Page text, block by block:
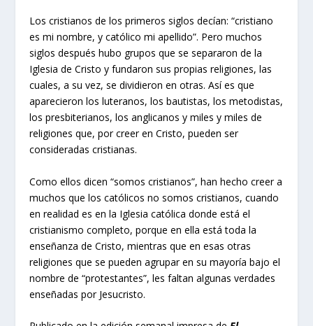
Los cristianos de los primeros siglos decían: “cristiano
es mi nombre, y católico mi apellido”. Pero muchos
siglos después hubo grupos que se separaron de la
Iglesia de Cristo y fundaron sus propias religiones, las
cuales, a su vez, se dividieron en otras. Así es que
aparecieron los luteranos, los bautistas, los metodistas,
los presbiterianos, los anglicanos y miles y miles de
religiones que, por creer en Cristo, pueden ser
consideradas cristianas.
Como ellos dicen “somos cristianos”, han hecho creer a
muchos que los católicos no somos cristianos, cuando
en realidad es en la Iglesia católica donde está el
cristianismo completo, porque en ella está toda la
enseñanza de Cristo, mientras que en esas otras
religiones que se pueden agrupar en su mayoría bajo el
nombre de “protestantes”, les faltan algunas verdades
enseñadas por Jesucristo.